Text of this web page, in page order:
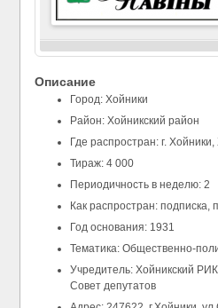
Описание
Город: Хойники
Район: Хойникский район
Где распростран: г.
Тираж: 4 000
Периодичность в неделю: 2
Как распростран: подписка,
Год основания: 1931
Тематика: Общественно-
Учредитель: Хойникский
Совет депутатов